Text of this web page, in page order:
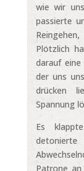
wie wir
passierte
Plötzlich
darauf
der uns
drücken
Spannung
Es
Patrone